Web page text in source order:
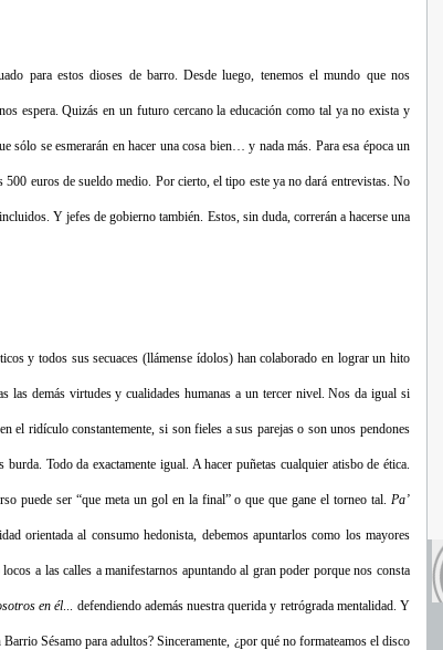
para estos dioses de barro. Desde luego, tenemos el mundo que nos
espera. Quizás en un futuro cercano la educación como tal ya no exista y
se esmerarán en hacer una cosa bien… y nada más. Para esa época un
euros de sueldo medio. Por cierto, el tipo este ya no dará entrevistas. No
Y jefes de gobierno también. Estos, sin duda, correrán a hacerse una
y todos sus secuaces (llámense ídolos) han colaborado en lograr un hito
las demás virtudes y cualidades humanas a un tercer nivel. Nos da igual si
el ridículo constantemente, si son fieles a sus parejas o son unos pendones
Todo da exactamente igual. A hacer puñetas cualquier atisbo de ética.
puede ser “que meta un gol en la final” o que que gane el torneo tal. Pa’
orientada al consumo hedonista, debemos apuntarlos como los mayores
a las calles a manifestarnos apuntando al gran poder porque nos consta
en él... defendiendo además nuestra querida y retrógrada mentalidad. Y
Barrio Sésamo para adultos? Sinceramente, ¿por qué no formateamos el disco